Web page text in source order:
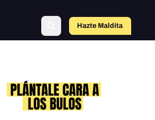
Hazte Maldito